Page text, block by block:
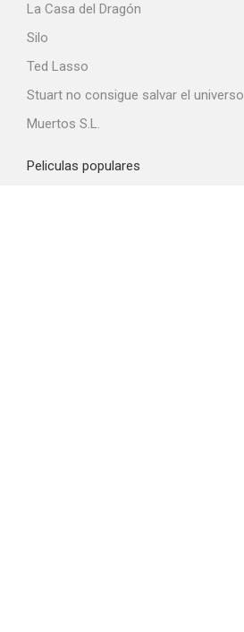
La Casa del Dragón
Silo
Ted Lasso
Stuart no consigue salvar el universo
Muertos S.L.
Peliculas populares